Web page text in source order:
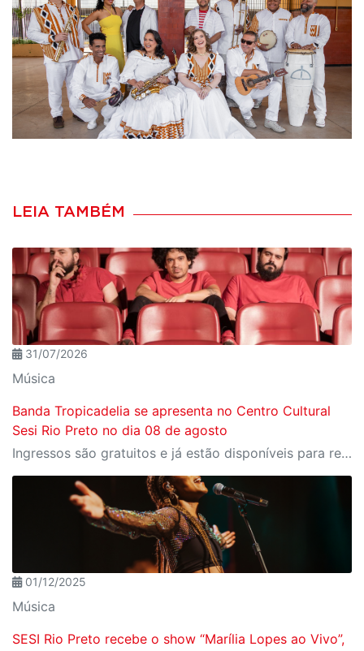
LEIA TAMBÉM
31/07/2026
Música
Banda Tropicadelia se apresenta no Centro Cultural
Sesi Rio Preto no dia 08 de agosto
Ingressos são gratuitos e já estão disponíveis para reserva no Meu Sesi
01/12/2025
Música
SESI Rio Preto recebe o show “Marília Lopes ao Vivo”,